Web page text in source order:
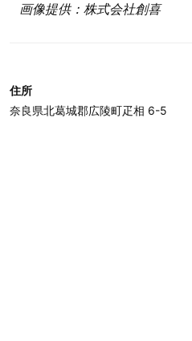
画像提供：株式会社創喜
住所
奈良県北葛城郡広陵町疋相 6-5